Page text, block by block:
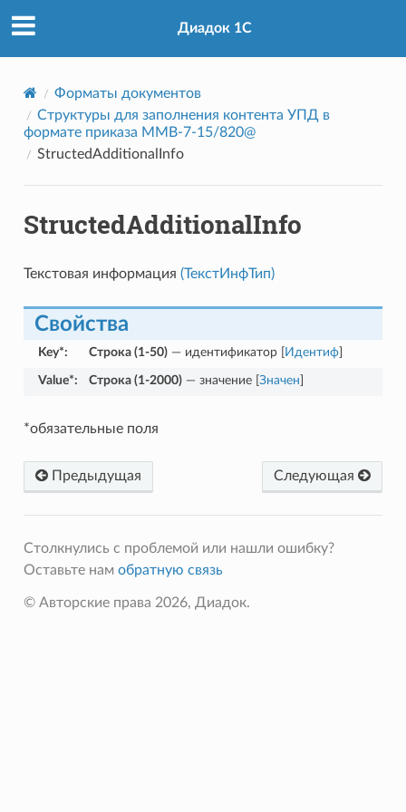
Диадок 1С
Форматы документов
Структуры для заполнения контента УПД в
формате приказа ММВ-7-15/820@
StructedAdditionalInfo
StructedAdditionalInfo
Текстовая информация (ТекстИнфТип)
Свойства
Key*: Строка (1-50)— идентификатор [ Идентиф]
Value*: Строка (1-2000)— значение [ Значен
*обязательные поля
Предыдущая Следующая
Столкнулись с проблемой или нашли ошибку?
Оставьте нам обратную связь
© Авторские права 2026, Диадок.